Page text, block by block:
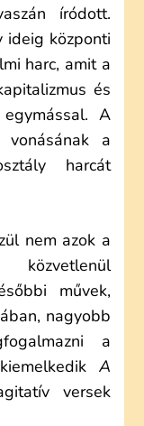
íródott.
ideig központi
harc, amit a
és
A
a
harcát
nem azok a
művek,
nagyobb
a
A
versek